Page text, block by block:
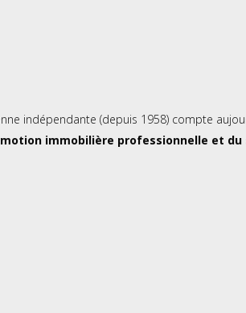
indépendante (depuis 1958) compte
immobilière professionnelle et